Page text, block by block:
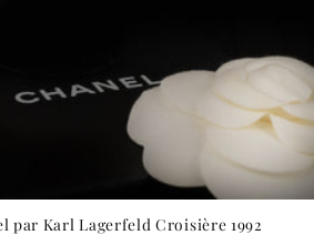
par Karl Lagerfeld Croisière 1992